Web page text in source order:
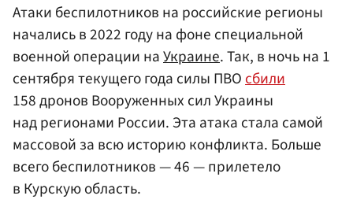
Атаки беспилотников на российские регионы
начались в 2022 году на фоне специальной
военной операции наУкраине. Так, в ночь на 1
сентября текущего года силы ПВОсбили
158 дронов Вооруженных сил Украины
над регионами России. Эта атака стала самой
массовой за всю историю конфликта. Больше
всего беспилотников — 46 — прилетело
в Курскую область.